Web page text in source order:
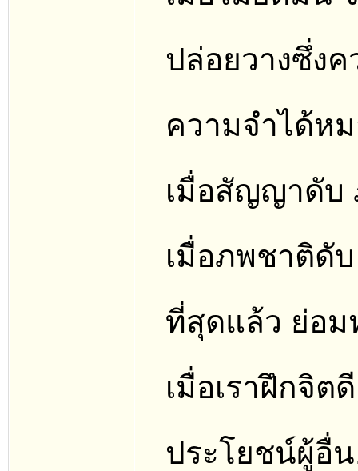
ปล่อยวางซึ่ง
ความจำได้ห
เมื่อสัญญาดับ
เมื่อภพชาติดั
ที่สุดแล้ว ย่อม
เมื่อเราฝึกจิ
ประโยชน์ผู้อื่